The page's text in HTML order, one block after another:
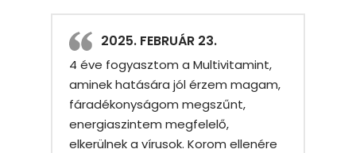
2025. FEBRUÁR 23.
4 éve fogyasztom a Multivitamint,
aminek hatására jól érzem magam,
fáradékonyságom megszűnt,
energiaszintem megfelelő,
elkerülnek a vírusok. Korom ellenére